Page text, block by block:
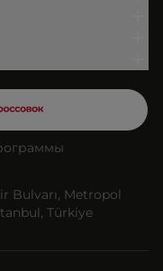
Bulvarı, Metropol
Türkiye